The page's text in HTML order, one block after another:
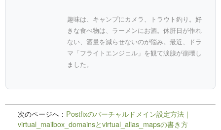
趣味は、キャンプにカメラ、トラウト釣り。好
きな食べ物は、ラーメンにお酒。休肝日が作れ
ない、酒量を減らせないのが悩み。最近、ドラ
マ「フライトエンジェル」を観て涙腺が崩壊し
ました。
次のページへ： Postfixのバーチャルドメイン設定方法｜
virtual_mailbox_domainsとvirtual_alias_mapsの書き方